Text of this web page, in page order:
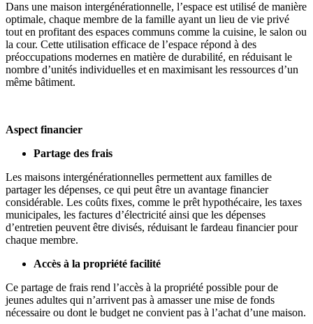
Dans une maison intergénérationnelle, l’espace est utilisé de manière
optimale, chaque membre de la famille ayant un lieu de vie privé
tout en profitant des espaces communs comme la cuisine, le salon ou
la cour. Cette utilisation efficace de l’espace répond à des
préoccupations modernes en matière de durabilité, en réduisant le
nombre d’unités individuelles et en maximisant les ressources d’un
même bâtiment.
Aspect financier
Partage des frais
Les maisons intergénérationnelles permettent aux familles de
partager les dépenses, ce qui peut être un avantage financier
considérable. Les coûts fixes, comme le prêt hypothécaire, les taxes
municipales, les factures d’électricité ainsi que les dépenses
d’entretien peuvent être divisés, réduisant le fardeau financier pour
chaque membre.
Accès à la propriété facilité
Ce partage de frais rend l’accès à la propriété possible pour de
jeunes adultes qui n’arrivent pas à amasser une mise de fonds
nécessaire ou dont le budget ne convient pas à l’achat d’une maison.